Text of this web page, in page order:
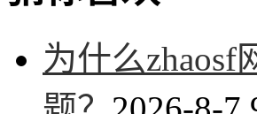
为什么